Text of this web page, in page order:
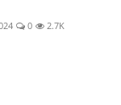
0 2.7K